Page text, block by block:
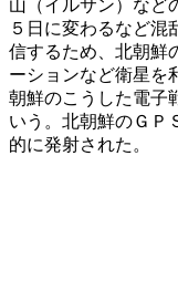
山（イルサン）など
５日に変わるなど混
信するため、北朝鮮
ーションなど衛星を
朝鮮のこうした電子
いう。北朝鮮のＧＰ
的に発射された。